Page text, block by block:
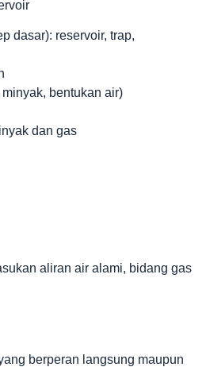
dasar): reservoir, trap,
bentukan air)
dan gas
aliran air alami, bidang gas
berperan langsung maupun